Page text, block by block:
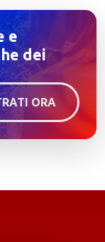
e
dei
ORA